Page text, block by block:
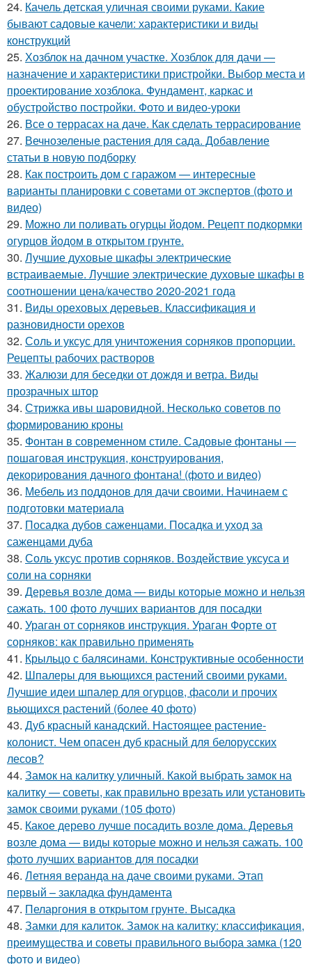
24. Качель детская уличная своими руками. Какие
бывают садовые качели: характеристики и виды
конструкций
25. Хозблок на дачном участке. Хозблок для дачи —
назначение и характеристики пристройки. Выбор места и
проектирование хозблока. Фундамент, каркас и
обустройство постройки. Фото и видео-уроки
26. Все о террасах на даче. Как сделать террасирование
27. Вечнозеленые растения для сада. Добавление
статьи в новую подборку
28. Как построить дом с гаражом — интересные
варианты планировки с советами от экспертов (фото и
видео)
29. Можно ли поливать огурцы йодом. Рецепт подкормки
огурцов йодом в открытом грунте.
30. Лучшие духовые шкафы электрические
встраиваемые. Лучшие электрические духовые шкафы в
соотношении цена/качество 2020-2021 года
31. Виды ореховых деревьев. Классификация и
разновидности орехов
32. Соль и уксус для уничтожения сорняков пропорции.
Рецепты рабочих растворов
33. Жалюзи для беседки от дождя и ветра. Виды
прозрачных штор
34. Стрижка ивы шаровидной. Несколько советов по
формированию кроны
35. Фонтан в современном стиле. Садовые фонтаны —
пошаговая инструкция, конструирования,
декорирования дачного фонтана! (фото и видео)
36. Мебель из поддонов для дачи своими. Начинаем с
подготовки материала
37. Посадка дубов саженцами. Посадка и уход за
саженцами дуба
38. Соль уксус против сорняков. Воздействие уксуса и
соли на сорняки
39. Деревья возле дома — виды которые можно и нельзя
сажать. 100 фото лучших вариантов для посадки
40. Ураган от сорняков инструкция. Ураган Форте от
сорняков: как правильно применять
41. Крыльцо с балясинами. Конструктивные особенности
42. Шпалеры для вьющихся растений своими руками.
Лучшие идеи шпалер для огурцов, фасоли и прочих
вьющихся растений (более 40 фото)
43. Дуб красный канадский. Настоящее растение-
колонист. Чем опасен дуб красный для белорусских
лесов?
44. Замок на калитку уличный. Какой выбрать замок на
калитку — советы, как правильно врезать или установить
замок своими руками (105 фото)
45. Какое дерево лучше посадить возле дома. Деревья
возле дома — виды которые можно и нельзя сажать. 100
фото лучших вариантов для посадки
46. Летняя веранда на даче своими руками. Этап
первый – закладка фундамента
47. Пеларгония в открытом грунте. Высадка
48. Замки для калиток. Замок на калитку: классификация,
преимущества и советы правильного выбора замка (120
фото и видео)